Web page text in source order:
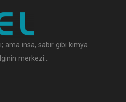
ama insa, sabır gibi kimya
merkezi…